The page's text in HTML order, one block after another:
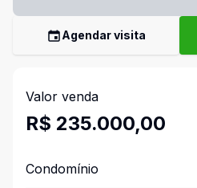
Agendar visita
Valor venda
R$ 235.000,00
Condomínio